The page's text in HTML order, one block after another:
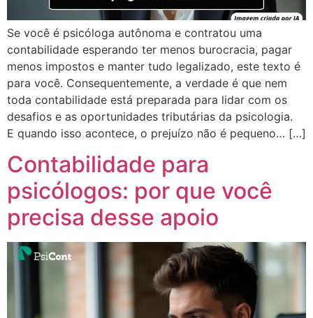
Se você é psicóloga autônoma e contratou uma
contabilidade esperando ter menos burocracia, pagar
menos impostos e manter tudo legalizado, este texto é
para você. Consequentemente, a verdade é que nem
toda contabilidade está preparada para lidar com os
desafios e as oportunidades tributárias da psicologia.
E quando isso acontece, o prejuízo não é pequeno… […]
Contabilidade para
psicólogos: por que você
precisa desse apoio